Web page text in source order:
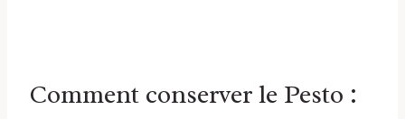
Comment conserver le Pesto :